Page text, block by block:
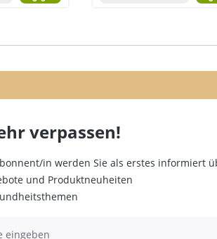
verpassen!
in werden Sie als erstes informiert
und Produktneuheiten